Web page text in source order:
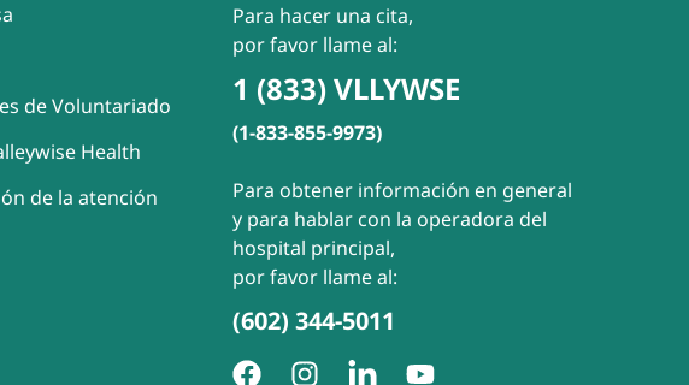
de Voluntariado
Health
de la atención
Para hacer una cita,
por favor llame al:
1 (833) VLLYWSE
(1-833-855-9973)
Para obtener información en general
y para hablar con la operadora del
hospital principal,
por favor llame al:
(602) 344-5011